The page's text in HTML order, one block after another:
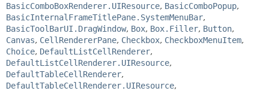
新規
非推奨
索引
ヘルプ
コンストラクタ
メソッド
BasicComboBoxRenderer.UIResource, BasicComboPopup,
BasicInternalFrameTitlePane.SystemMenuBar,
BasicToolBarUI.DragWindow, Box, Box.Filler, Button,
Canvas, CellRendererPane, Checkbox, CheckboxMenuItem,
Choice, DefaultListCellRenderer,
DefaultListCellRenderer.UIResource,
DefaultTableCellRenderer,
DefaultTableCellRenderer.UIResource,